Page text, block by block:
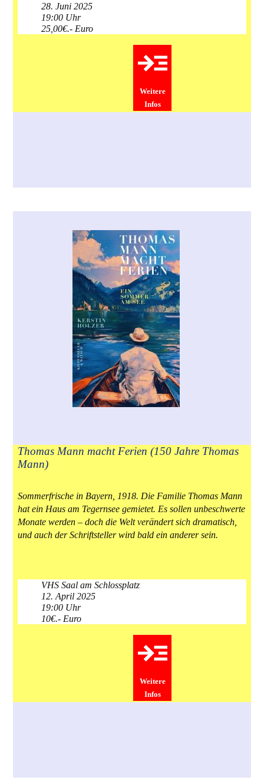
28. Juni 2025
19:00 Uhr
25,00€.- Euro
Weitere
Infos
Thomas Mann macht Ferien (150 Jahre Thomas
Mann)
Sommerfrische in Bayern, 1918. Die Familie Thomas Mann
hat ein Haus am Tegernsee gemietet. Es sollen unbeschwerte
Monate werden – doch die Welt verändert sich dramatisch,
und auch der Schriftsteller wird bald ein anderer sein.
VHS Saal am Schlossplatz
12. April 2025
19:00 Uhr
10€.- Euro
Weitere
Infos